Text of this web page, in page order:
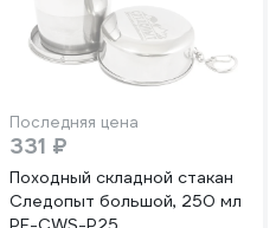
Последняя цена
331 ₽
Походный складной стакан
Следопыт большой, 250 мл